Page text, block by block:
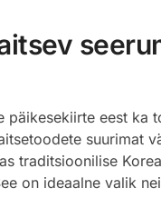
eest
suurimat
traditsioonilise
on ideaalne valik